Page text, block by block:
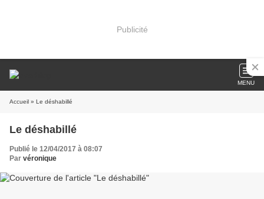
Publicité
MENU
Accueil » Le déshabillé
Le déshabillé
Publié le 12/04/2017 à 08:07
Par véronique